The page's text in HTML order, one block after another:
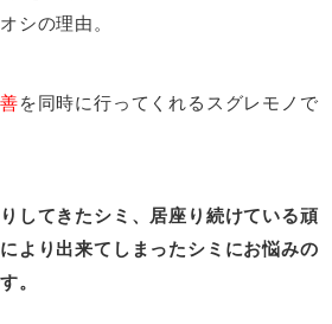
シの理由。
を同時に行ってくれるスグレモノで
してきたシミ、居座り続けている頑
より出来てしまったシミにお悩みの
。